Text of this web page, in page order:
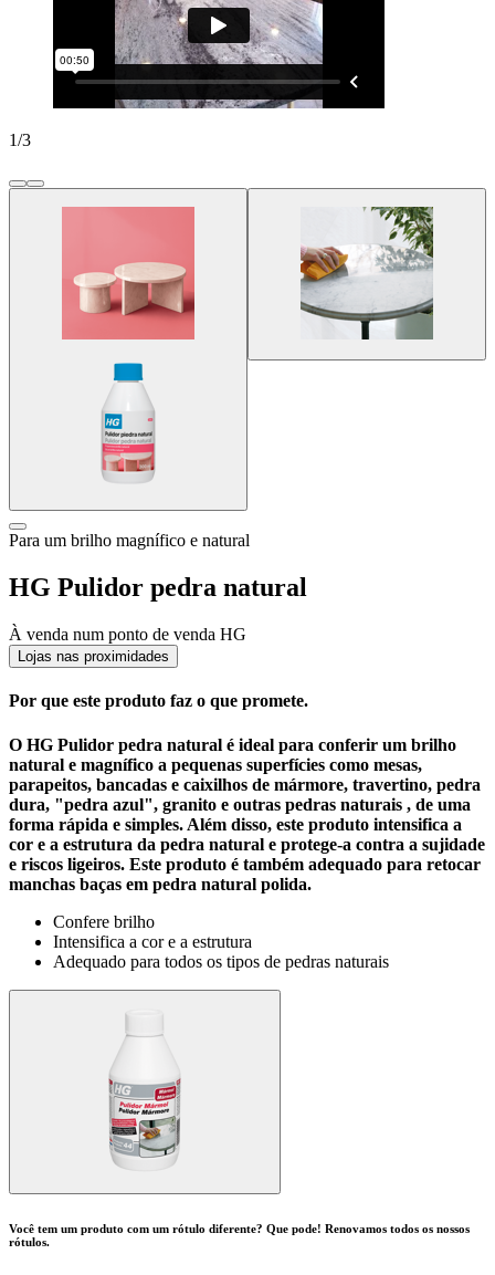
1/3
Para um brilho magnífico e natural
HG Pulidor pedra natural
À venda num ponto de venda HG
Lojas nas proximidades
Por que este produto faz o que promete.
O HG Pulidor pedra natural é ideal para conferir um brilho
natural e magnífico a pequenas superfícies como mesas,
parapeitos, bancadas e caixilhos de mármore, travertino, pedra
dura, "pedra azul", granito e outras pedras naturais , de uma
forma rápida e simples. Além disso, este produto intensifica a
cor e a estrutura da pedra natural e protege-a contra a sujidade
e riscos ligeiros. Este produto é também adequado para retocar
manchas baças em pedra natural polida.
Confere brilho
Intensifica a cor e a estrutura
Adequado para todos os tipos de pedras naturais
Você tem um produto com um rótulo diferente? Que pode! Renovamos todos os nossos
rótulos.